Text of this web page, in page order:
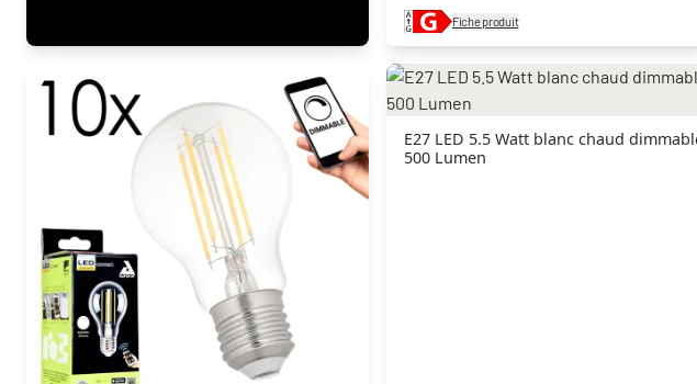
Fiche produit
E27 LED 5.5 Watt blanc chaud
500 Lumen